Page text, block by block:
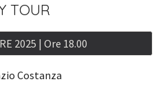
TOUR
2025 | Ore 18.00
Costanza